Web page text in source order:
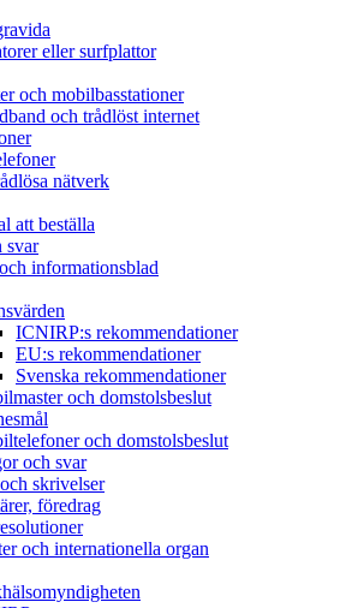
eller surfplattor
och mobilbasstationer
och trådlöst internet
nätverk
att beställa
svar
informationsblad
ICNIRP:s rekommendationer
EU:s rekommendationer
Svenska rekommendationer
och domstolsbeslut
och domstolsbeslut
och svar
skrivelser
föredrag
och internationella organ